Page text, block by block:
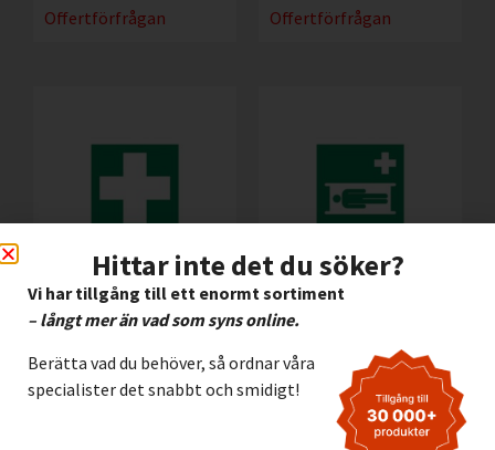
Offertförfrågan Offertförfrågan
Efterlysande
Halogenfri Skylt Nöd
– Första hjälpen
72,00kr Exkl. moms
Efterlysande Alu.skylt
112,00 Exkl. moms
Lägg I Kundvagn
Hittar inte det du söker?
Vi har tillgång till ett enormt sortiment
– långt mer än vad som syns online.
Berätta vad du behöver, så ordnar våra
specialister det snabbt och smidigt!